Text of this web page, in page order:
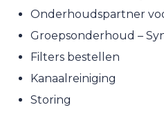
Onderhoudspartner
Groepsonderhoud –
Filters bestellen
Kanaalreiniging
Storing